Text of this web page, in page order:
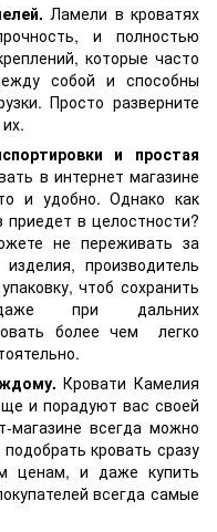
Ламели в кроватях
и полностью
которые часто
собой и способны
Просто разверните
и простая
в интернет магазине
и удобно. Однако как
приедет в целостности?
не переживать за
производитель
чтоб сохранить
при дальних
более чем легко
Кровати Камелия
и порадуют вас своей
всегда можно
кровать сразу
ценам, и даже купить
всегда самые